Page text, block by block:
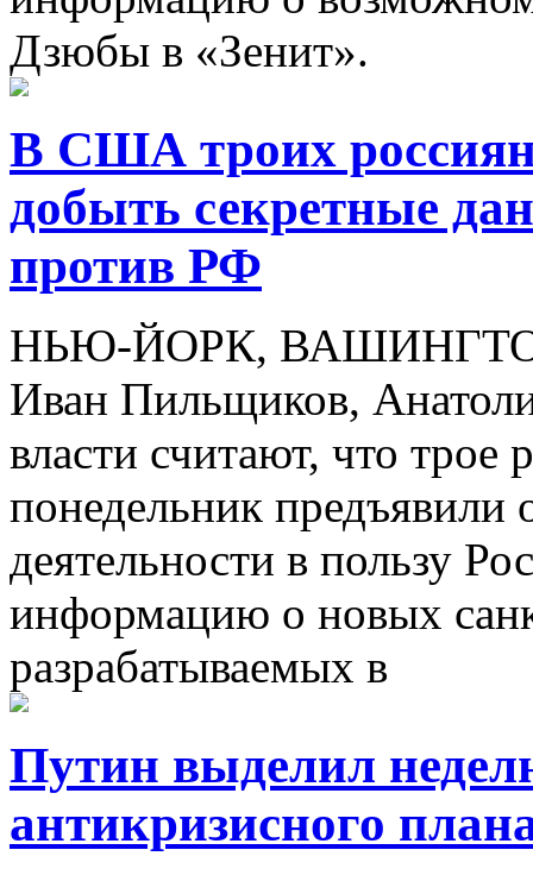
Дзюбы в «Зенит».
В США троих
добыть секретные
против РФ
НЬЮ-ЙОРК,
Иван Пильщиков,
власти считают, что трое
понедельник предъявили
деятельности в пользу
информацию о новых
разрабатываемых в
Путин выделил
антикризисного